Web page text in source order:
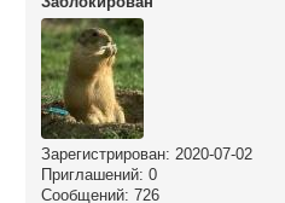
Зарегистрирован: 2020-07-02
Приглашений: 0
Сообщений: 726